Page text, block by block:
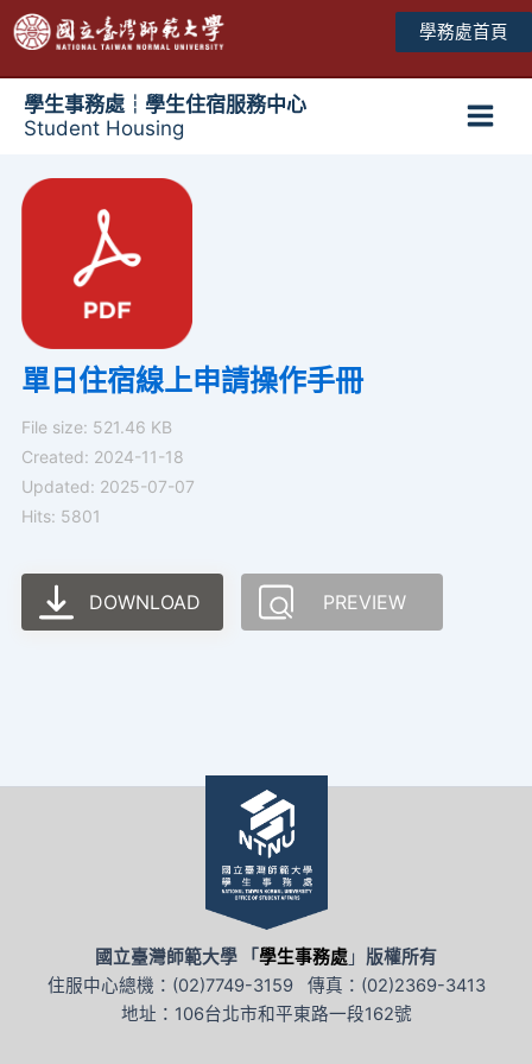
至
學務處首頁
學生事務處┆學生住宿服務中心
Student Housing
單日住宿線上申請操作手冊
File size: 521.46 KB
Created: 2024-11-18
Updated: 2025-07-07
Hits: 5801
DOWNLOAD PREVIEW
國立臺灣師範大學 「學生事務處 」 版權所有
住服中心總機：(02)7749-3159 傳真：(02)2369-3413
地址：106台北市和平東路一段162號